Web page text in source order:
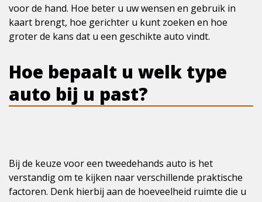
voor de hand. Hoe beter u uw wensen en gebruik in
kaart brengt, hoe gerichter u kunt zoeken en hoe
groter de kans dat u een geschikte auto vindt.
Hoe bepaalt u welk type
auto bij u past?
Bij de keuze voor een tweedehands auto is het
verstandig om te kijken naar verschillende praktische
factoren. Denk hierbij aan de hoeveelheid ruimte die u